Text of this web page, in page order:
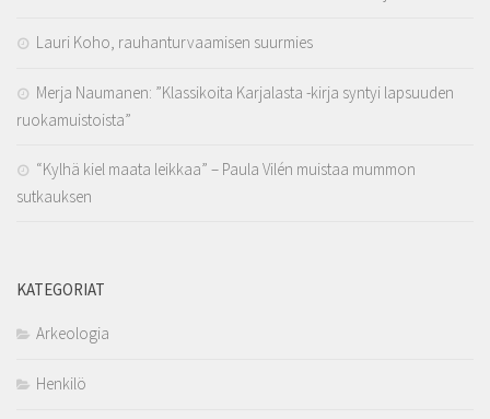
Lauri Koho, rauhanturvaamisen suurmies
Merja Naumanen: ”Klassikoita Karjalasta -kirja syntyi lapsuuden
ruokamuistoista”
“Kylhä kiel maata leikkaa” – Paula Vilén muistaa mummon
sutkauksen
KATEGORIAT
Arkeologia
Henkilö